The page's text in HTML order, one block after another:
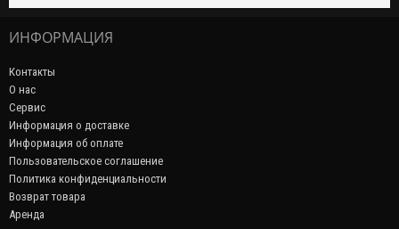
ИНФОРМАЦИЯ
Контакты
О нас
Сервис
Информация о доставке
Информация об оплате
Пользовательское соглашение
Политика конфиденциальности
Возврат товара
Аренда